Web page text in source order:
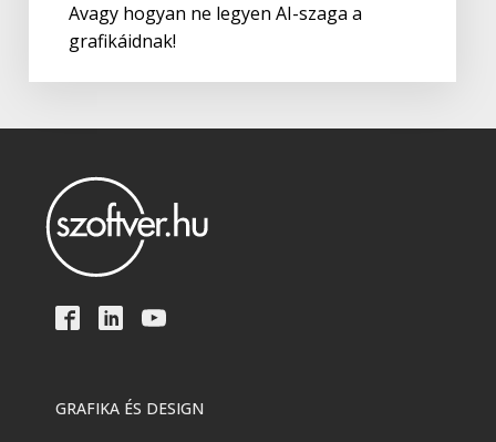
Avagy hogyan ne legyen AI-szaga a
grafikáidnak!
GRAFIKA ÉS DESIGN